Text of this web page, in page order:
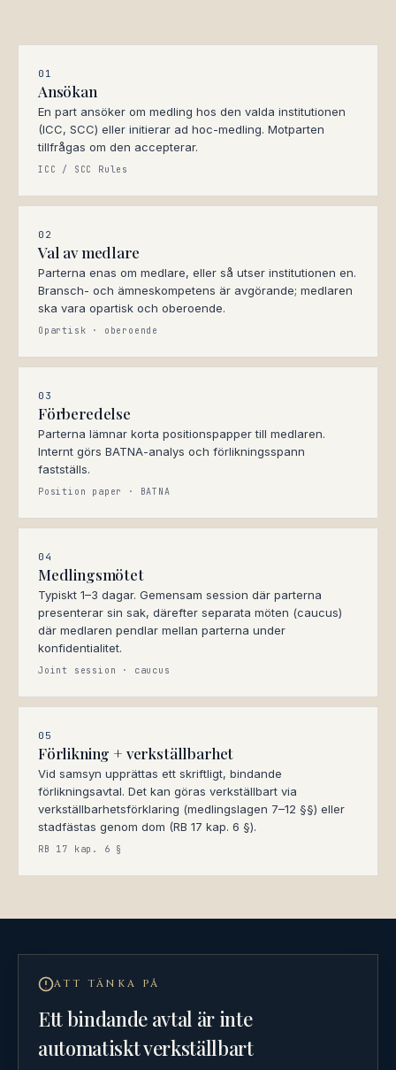
01
Ansökan
En part ansöker om medling hos den valda institutionen
(ICC, SCC) eller initierar ad hoc-medling. Motparten
tillfrågas om den accepterar.
ICC / SCC Rules
02
Val av medlare
Parterna enas om medlare, eller så utser institutionen en.
Bransch- och ämneskompetens är avgörande; medlaren
ska vara opartisk och oberoende.
Opartisk · oberoende
03
Förberedelse
Parterna lämnar korta positionspapper till medlaren.
Internt görs BATNA-analys och förlikningsspann
fastställs.
Position paper · BATNA
04
Medlingsmötet
Typiskt 1–3 dagar. Gemensam session där parterna
presenterar sin sak, därefter separata möten (caucus)
där medlaren pendlar mellan parterna under
konfidentialitet.
Joint session · caucus
05
Förlikning + verkställbarhet
Vid samsyn upprättas ett skriftligt, bindande
förlikningsavtal. Det kan göras verkställbart via
verkställbarhetsförklaring (medlingslagen 7–12 §§) eller
stadfästas genom dom (RB 17 kap. 6 §).
RB 17 kap. 6 §
ATT TÄNKA PÅ
Ett bindande avtal är inte
automatiskt verkställbart